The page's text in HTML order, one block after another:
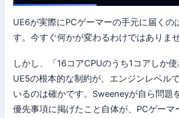
UE6が実際にPCゲーマーの手元に届くの
す。今すぐ何かが変わるわけではありませ
しかし、「16コアCPUのうち1コアしか
UE5の根本的な制約が、エンジンレベル
いるのは確かです。Sweeneyが自ら問題
優先事項に掲げたこと自体が、PCゲーマ